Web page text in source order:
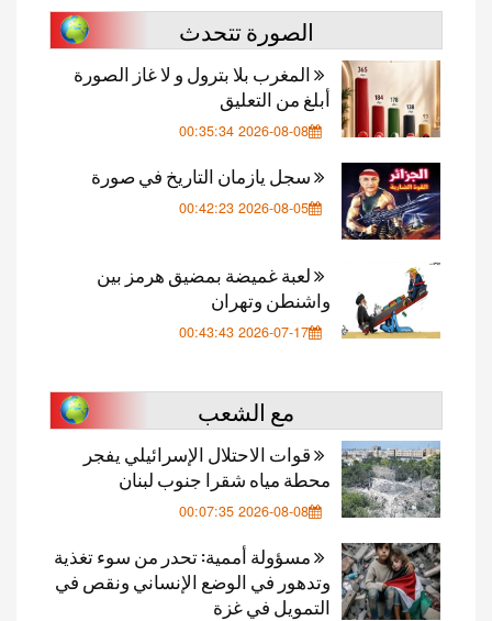
الصورة تتحدث
المغرب بلا بترول و لا غاز الصورة
أبلغ من التعليق
2026-08-08 00:35:34
سجل يازمان التاريخ في صورة
2026-08-05 00:42:23
لعبة غميضة بمضيق هرمز بين
واشنطن وتهران
2026-07-17 00:43:43
مع الشعب
قوات الاحتلال الإسرائيلي يفجر
محطة مياه شقرا جنوب لبنان
2026-08-08 00:07:35
مسؤولة أممية: تحدر من سوء تغذية
وتدهور في الوضع الإنساني ونقص في
التمويل في غزة